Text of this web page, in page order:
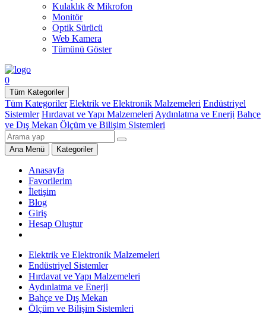
Kulaklık & Mikrofon
Monitör
Optik Sürücü
Web Kamera
Tümünü Göster
0
Tüm Kategoriler
Tüm Kategoriler Elektrik ve Elektronik Malzemeleri Endüstriyel
Sistemler Hırdavat ve Yapı Malzemeleri Aydınlatma ve Enerji Bahçe
ve Dış Mekan Ölçüm ve Bilişim Sistemleri
Ana Menü Kategoriler
Anasayfa
Favorilerim
İletişim
Blog
Giriş
Hesap Oluştur
Elektrik ve Elektronik Malzemeleri
Endüstriyel Sistemler
Hırdavat ve Yapı Malzemeleri
Aydınlatma ve Enerji
Bahçe ve Dış Mekan
Ölçüm ve Bilişim Sistemleri